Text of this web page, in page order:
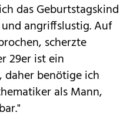
das Geburtstagskind
angriffslustig. Auf
scherzte
29er ist ein
daher benötige ich
als Mann,